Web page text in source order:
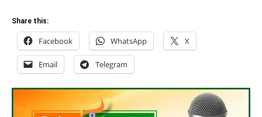
Share this:
Facebook WhatsApp X
Email Telegram